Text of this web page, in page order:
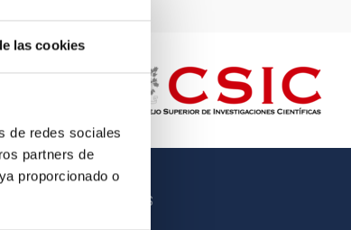
las cookies
de redes sociales
partners de
proporcionado o
OTROS ENLACES